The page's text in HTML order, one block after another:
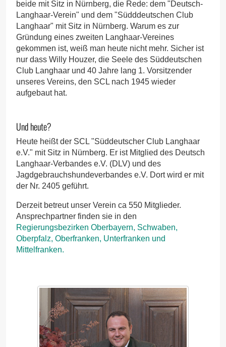
beide mit Sitz in Nürnberg, die Rede: dem "Deutsch-
Langhaar-Verein" und dem "Südddeutschen Club
Langhaar" mit Sitz in Nürnberg. Warum es zur
Gründung eines zweiten Langhaar-Vereines
gekommen ist, weiß man heute nicht mehr. Sicher ist
nur dass Willy Houzer, die Seele des Süddeutschen
Club Langhaar und 40 Jahre lang 1. Vorsitzender
unseres Vereins, den SCL nach 1945 wieder
aufgebaut hat.
Und heute?
Heute heißt der SCL "Süddeutscher Club Langhaar
e.V." mit Sitz in Nürnberg. Er ist Mitglied des Deutsch
Langhaar-Verbandes e.V. (DLV) und des
Jagdgebrauchshundeverbandes e.V. Dort wird er mit
der Nr. 2405 geführt.
Derzeit betreut unser Verein ca 550 Mitglieder.
Ansprechpartner finden sie in den
Regierungsbezirken Oberbayern, Schwaben,
Oberpfalz, Oberfranken, Unterfranken und
Mittelfranken.